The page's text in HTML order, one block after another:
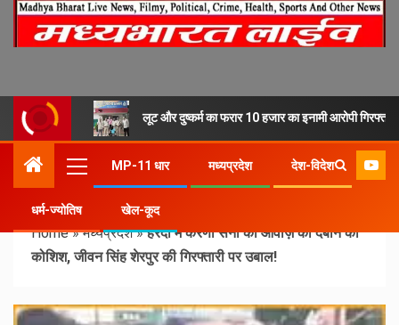
लूट और दुष्कर्म का फरार 10 हजार का इनामी आरोपी गिरफ्तार
MP-11 धार मध्यप्रदेश देश-विदेश
धर्म-ज्योतिष खेल-कूद
Home»मध्यप्रदेश»हरदा में करणी सेना की आवाज़ को दबाने की
कोशिश, जीवन सिंह शेरपुर की गिरफ्तारी पर उबाल!